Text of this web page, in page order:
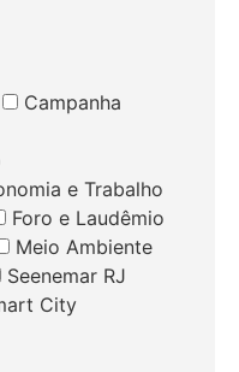
Campanha
e Trabalho
Foro e Laudêmio
Meio Ambiente
Seenemar RJ
City